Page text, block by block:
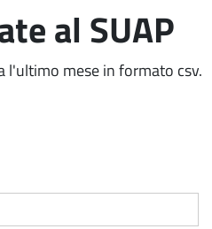
al SUAP
l'ultimo mese in formato csv.